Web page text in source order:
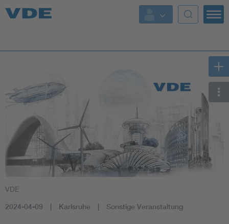
Key Topics
Key Topics
Energy
Standardization
AI & Digital Trust
Health
VDE
2024-04-09 Karlsruhe Sonstige Veranstaltung